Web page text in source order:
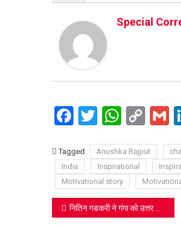
Special
Facebook
Twitter
Tagged Anushka Rajput
India
Inspirational
Motivational story
Post
नितिन गडकरी ने गंगा को उत्तर प्रदेश का ग्रोथ इंजन बताया